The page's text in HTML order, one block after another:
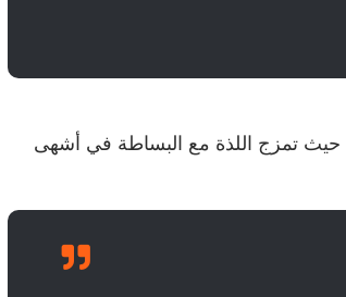
حيث تمزج اللذة مع البساطة في أشهى